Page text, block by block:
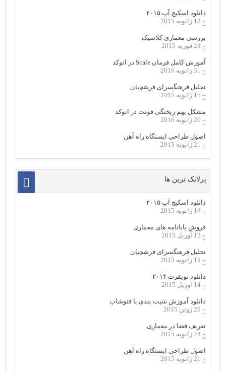
دانلود اسکیچ آپ ۲۰۱۵
18 ژانویه 2015
بررسی معماری کلاسیک
28 فوریه 2015
آموزش کامل فرمان Scale در اتوکد
31 ژانویه 2016
تحلیل فرهنگسرای فرشچیان
15 ژانویه 2015
مشکل بهم ریختگی فونت در اتوکد
20 ژانویه 2016
اصول طراحي ایستگاه راه آهن
21 ژانویه 2015
پرلایک ترین ها
دانلود اسکیچ آپ ۲۰۱۵
18 ژانویه 2015
فروش پایانامه های معماری
12 آوریل 2015
تحلیل فرهنگسرای فرشچیان
15 ژانویه 2015
دانلود نویفرت ۲۰۱۴
14 آوریل 2015
دانلود آموزش شیت بندی با فتوشاپ
29 ژوئن 2015
تعریف فضا در معماری
28 ژانویه 2015
اصول طراحي ایستگاه راه آهن
21 ژانویه 2015